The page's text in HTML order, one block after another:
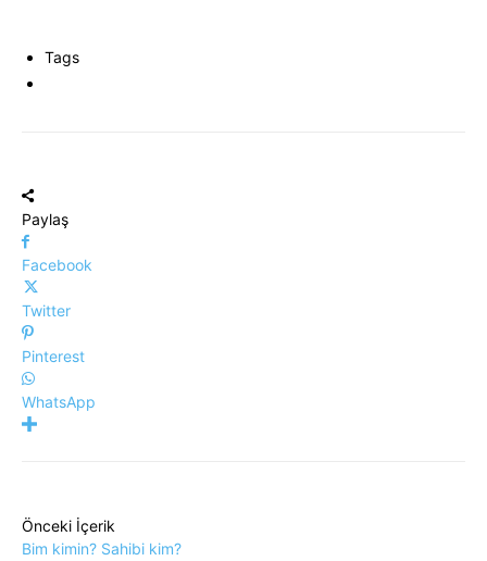
Tags
Paylaş
Facebook
Twitter
Pinterest
WhatsApp
Önceki İçerik
Bim kimin? Sahibi kim?